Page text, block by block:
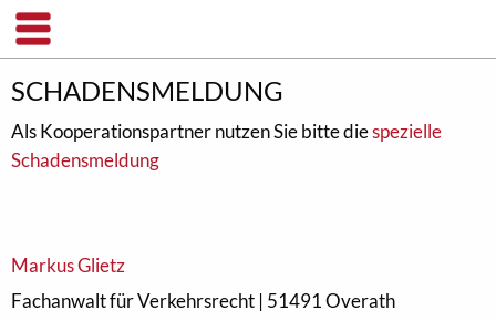
SCHADENSMELDUNG
Als Kooperationspartner nutzen Sie bitte diespezielle
Schadensmeldung
Markus Glietz
Fachanwalt für Verkehrsrecht | 51491 Overath